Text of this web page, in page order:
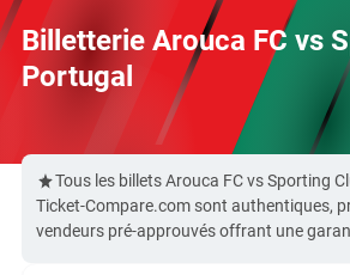
Billetterie Arouca FC vs
Portugal
Tous les billets Arouca FC vs Sporting
Ticket-Compare.com sont authentiques,
vendeurs pré-approuvés offrant une